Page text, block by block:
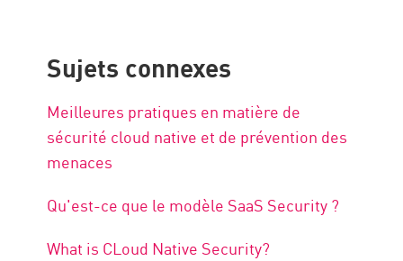
Sujets connexes
Meilleures pratiques en matière de
sécurité cloud native et de prévention des
menaces
Qu'est-ce que le modèle SaaS Security ?
What is CLoud Native Security?